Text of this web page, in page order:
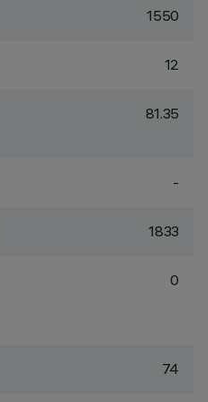
1550
12
81.35
-
1833
0
74